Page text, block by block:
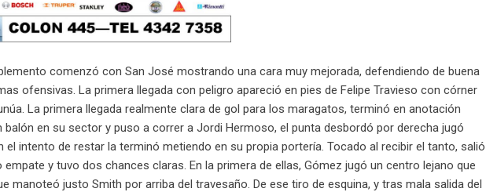
comenzó con San José mostrando una cara muy mejorada, defendiendo de buena
ofensivas. La primera llegada con peligro apareció en pies de Felipe Travieso con córner
La primera llegada realmente clara de gol para los maragatos, terminó en anotación
balón en su sector y puso a correr a Jordi Hermoso, el punta desbordó por derecha jugó
el intento de restar la terminó metiendo en su propia portería. Tocado al recibir el tanto, salió
y tuvo dos chances claras. En la primera de ellas, Gómez jugó un centro lejano que
manoteó justo Smith por arriba del travesaño. De ese tiro de esquina, y tras mala salida del